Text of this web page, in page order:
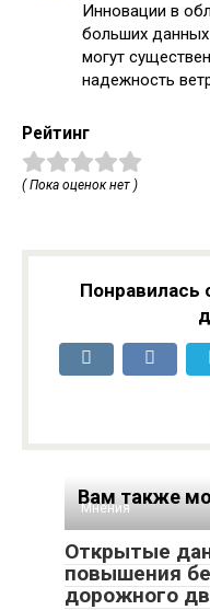
Инновации в
больших данных
могут
надежность
Рейтинг
( Пока оценок нет )
Понравилась
Вам также
Мнения
Открытые
повышения
дорожного